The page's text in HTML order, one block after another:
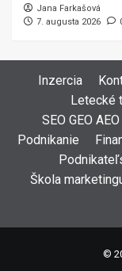
Jana Farkašová
7. augusta 2026
Inzercia
Letecké
SEO GEO
Podnikanie
Škola
©